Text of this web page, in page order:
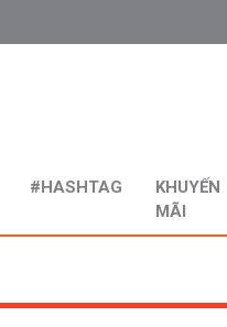
#HASHTAG
KHUYẾN
MÃI